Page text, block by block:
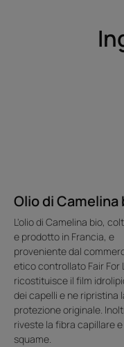
Benefici della
leggero, sviluppa una
Un irresistibile mix di
* Contiene amminoacidi
Olio di Camelina
L'olio di Camelina bio,
e prodotto in Francia, e
proveniente dal
etico controllato Fair For
ricostituisce il film
dei capelli e ne ripristina
protezione originale.
riveste la fibra capillare
squame.